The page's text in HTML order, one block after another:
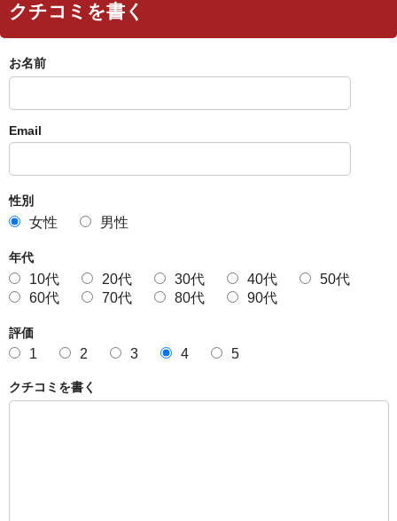
クチコミを書く
お名前
Email
性別
女性 男性
年代
10代 20代 30代 40代
50代
60代
70代 80代 90代
評価
1 2 3 4 5
クチコミを書く